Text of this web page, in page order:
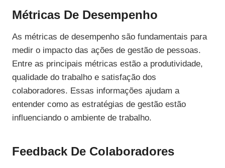
Métricas De Desempenho
As métricas de desempenho são fundamentais para
medir o impacto das ações de gestão de pessoas.
Entre as principais métricas estão a produtividade,
qualidade do trabalho e satisfação dos
colaboradores. Essas informações ajudam a
entender como as estratégias de gestão estão
influenciando o ambiente de trabalho.
Feedback De Colaboradores